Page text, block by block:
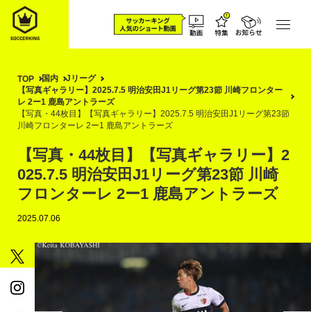
TOP 国内
Jリーグ
【写真ギャラリー】2025.7.5 明治安田J1リーグ第23節 川崎フロンター
レ 2ー1 鹿島アントラーズ
【写真・44枚目】【写真ギャラリー】2025.7.5 明治安田J1リーグ第23節
川崎フロンターレ 2ー1 鹿島アントラーズ
【写真・44枚目】【写真ギャラリー】2
025.7.5 明治安田J1リーグ第23節 川崎
フロンターレ 2ー1 鹿島アントラーズ
2025.07.06